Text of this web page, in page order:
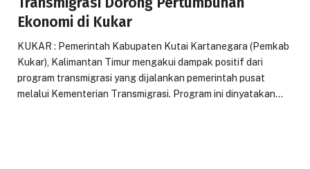
Ekonomi di Kukar
KUKAR : Pemerintah Kabupaten Kutai Kartanegara (Pemkab
Kukar), Kalimantan Timur mengakui dampak positif dari
program transmigrasi yang dijalankan pemerintah pusat
melalui Kementerian Transmigrasi. Program ini dinyatakan…